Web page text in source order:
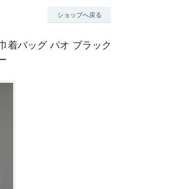
ショップへ戻る
着バッグ パオ ブラック